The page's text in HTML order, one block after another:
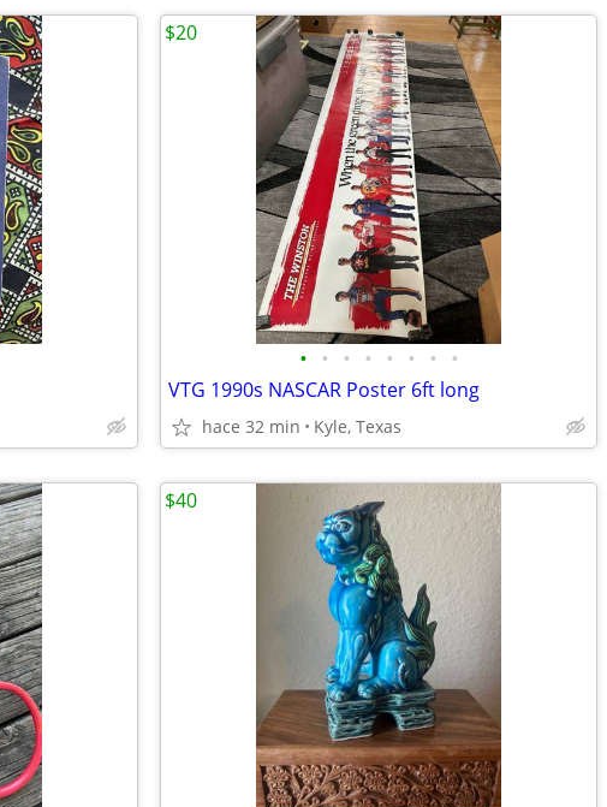
• • • • • • • •
VTG 1990s NASCAR Poster 6ft long
hace 32 min Kyle, Texas
$20
$40